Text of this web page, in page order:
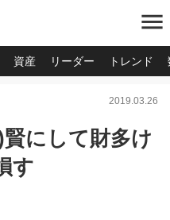
menu
資産 リーダー トレンド
2019.03.26
にして財多け
す